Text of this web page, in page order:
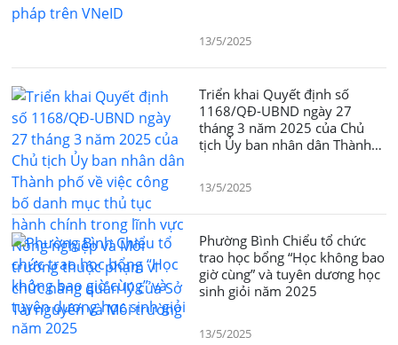
13/5/2025
Triển khai Quyết định số
1168/QĐ-UBND ngày 27
tháng 3 năm 2025 của Chủ
tịch Ủy ban nhân dân Thành
vực Nông nghiệp và Môi
trường thuộc phạm vi chức
nguyên và Môi trường
13/5/2025
Phường Bình Chiểu tổ chức
trao học bổng “Học không bao
giờ cùng” và tuyên dương học
sinh giỏi năm 2025
13/5/2025